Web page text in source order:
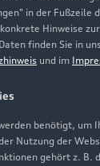
in der Fußzeile
Hinweise
finden Sie in
und im
benötigt, um
Nutzung der
gehört z. B.